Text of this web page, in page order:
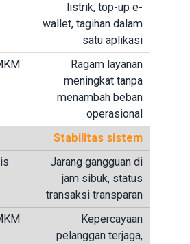
listrik, top-up e-
wallet, tagihan dalam
satu aplikasi
Ragam layanan
meningkat tanpa
menambah beban
operasional
Stabilitas sistem
Jarang gangguan di
jam sibuk, status
transaksi transparan
Kepercayaan
pelanggan terjaga,